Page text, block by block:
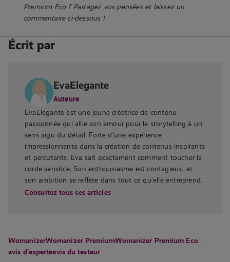
Premium Eco ? Partagez vos pensées et laissez un
commentaire ci-dessous !
Écrit par
EvaElegante
Auteure
EvaElegante est une jeune créatrice de contenu
passionnée qui allie son amour pour le storytelling à un
sens aigu du détail. Forte d’une expérience
impressionnante dans la création de contenus inspirants
et percutants, Eva sait exactement comment toucher la
corde sensible. Son enthousiasme est contagieux, et
son ambition se reflète dans tout ce qu’elle entreprend.
Consultez tous ses articles
WomanizerWomanizer PremiumWomanizer Premium Eco
avis d'experteavis du testeur